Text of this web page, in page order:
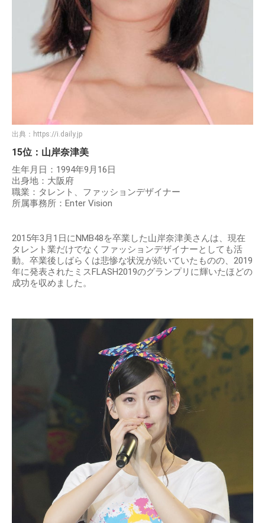
出典： https://i.daily.jp
15位：山岸奈津美
生年月日：1994年9月16日
出身地：大阪府
職業：タレント、ファッションデザイナー
所属事務所：Enter Vision
2015年3月1日にNMB48を卒業した山岸奈津美さんは、現在
タレント業だけでなくファッションデザイナーとしても活
動。卒業後しばらくは悲惨な状況が続いていたものの、2019
年に発表されたミスFLASH2019のグランプリに輝いたほどの
成功を収めました。